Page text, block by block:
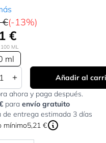
€(-13%)
€
ML
ml
Añadir al
ahora y paga después.
para envío gratuito
de entrega estimada 3 días
mínimo5,21 €